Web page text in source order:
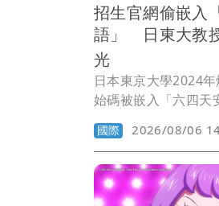
招生官網偷嵌入
語」 日東大教
光
日本東京大學2024
始碼被嵌入「六四天
感關鍵字，疑似利用
阻止中國學生取得招
後，東京大學展開內
布，涉案的60多歲
戒處分。
國際 2026/08/06